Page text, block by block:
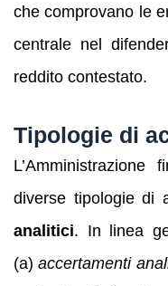
che comprovano le
centrale nel
reddito contestato.
Tipologie di
L’Amministrazione
diverse tipologie di
analitici. In linea
(a)accertamenti